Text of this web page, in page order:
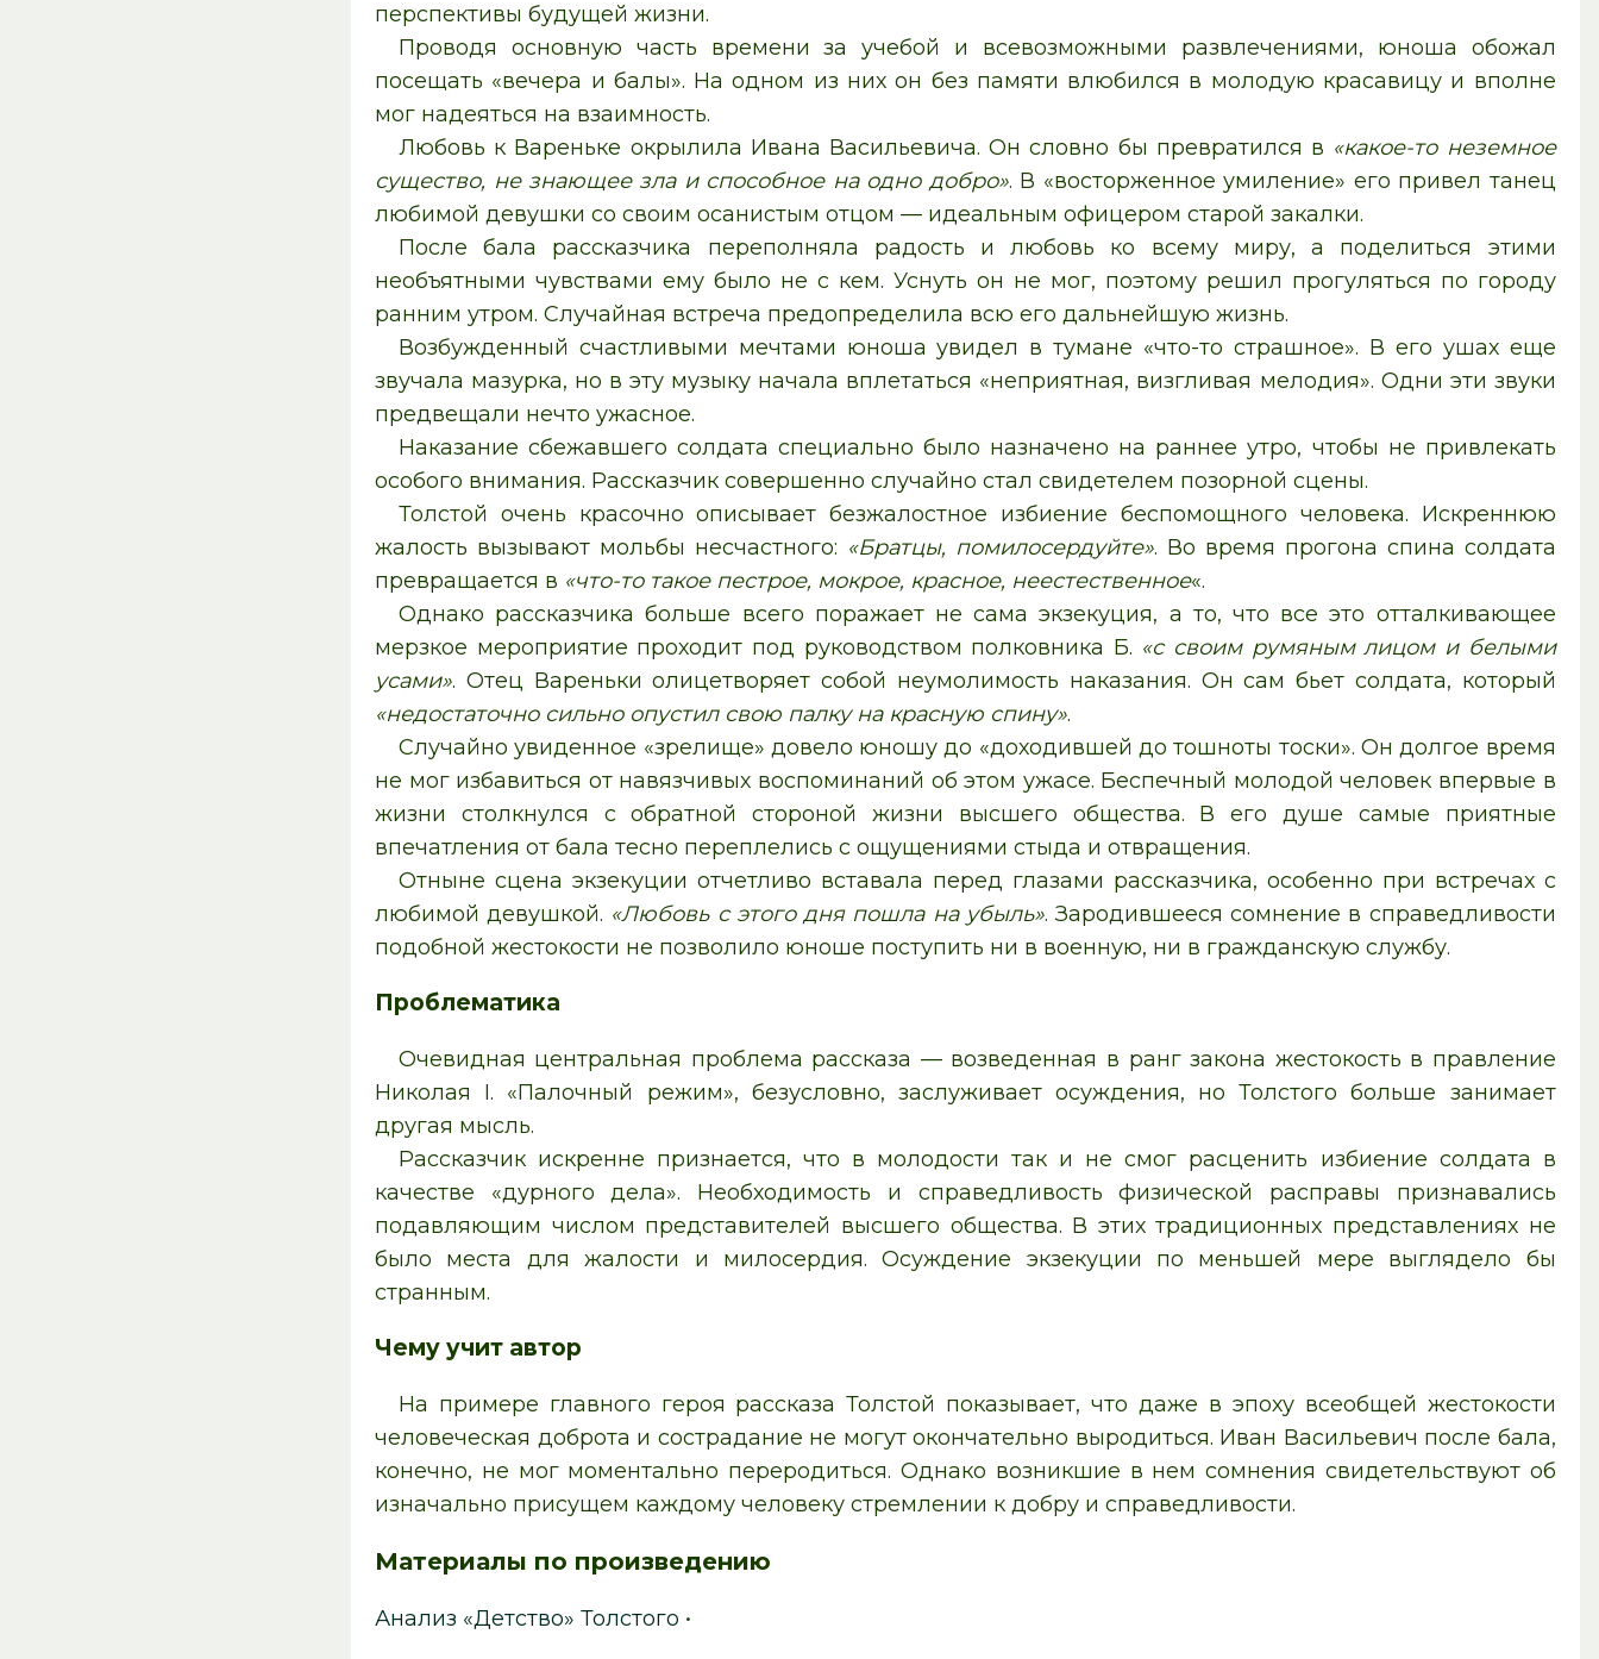
перспективы будущей жизни.
Проводя основную часть времени за учебой и всевозможными развлечениями, юноша обожал
посещать «вечера и балы». На одном из них он без памяти влюбился в молодую красавицу и вполне
мог надеяться на взаимность.
Любовь к Вареньке окрылила Ивана Васильевича. Он словно бы превратился в «какое-то неземное
существо, не знающее зла и способное на одно добро». В «восторженное умиление» его привел танец
любимой девушки со своим осанистым отцом — идеальным офицером старой закалки.
После бала рассказчика переполняла радость и любовь ко всему миру, а поделиться этими
необъятными чувствами ему было не с кем. Уснуть он не мог, поэтому решил прогуляться по городу
ранним утром. Случайная встреча предопределила всю его дальнейшую жизнь.
Возбужденный счастливыми мечтами юноша увидел в тумане «что-то страшное». В его ушах еще
звучала мазурка, но в эту музыку начала вплетаться «неприятная, визгливая мелодия». Одни эти звуки
предвещали нечто ужасное.
Наказание сбежавшего солдата специально было назначено на раннее утро, чтобы не привлекать
особого внимания. Рассказчик совершенно случайно стал свидетелем позорной сцены.
Толстой очень красочно описывает безжалостное избиение беспомощного человека. Искреннюю
жалость вызывают мольбы несчастного: «Братцы, помилосердуйте». Во время прогона спина солдата
превращается в «что-то такое пестрое, мокрое, красное, неестественное«.
Однако рассказчика больше всего поражает не сама экзекуция, а то, что все это отталкивающее
мерзкое мероприятие проходит под руководством полковника Б. «с своим румяным лицом и белыми
усами». Отец Вареньки олицетворяет собой неумолимость наказания. Он сам бьет солдата, который
«недостаточно сильно опустил свою палку на красную спину».
Случайно увиденное «зрелище» довело юношу до «доходившей до тошноты тоски». Он долгое время
не мог избавиться от навязчивых воспоминаний об этом ужасе. Беспечный молодой человек впервые в
жизни столкнулся с обратной стороной жизни высшего общества. В его душе самые приятные
впечатления от бала тесно переплелись с ощущениями стыда и отвращения.
Отныне сцена экзекуции отчетливо вставала перед глазами рассказчика, особенно при встречах с
любимой девушкой. «Любовь с этого дня пошла на убыль». Зародившееся сомнение в справедливости
подобной жестокости не позволило юноше поступить ни в военную, ни в гражданскую службу.
Проблематика
Очевидная центральная проблема рассказа — возведенная в ранг закона жестокость в правление
Николая I. «Палочный режим», безусловно, заслуживает осуждения, но Толстого больше занимает
другая мысль.
Рассказчик искренне признается, что в молодости так и не смог расценить избиение солдата в
качестве «дурного дела». Необходимость и справедливость физической расправы признавались
подавляющим числом представителей высшего общества. В этих традиционных представлениях не
было места для жалости и милосердия. Осуждение экзекуции по меньшей мере выглядело бы
странным.
Чему учит автор
На примере главного героя рассказа Толстой показывает, что даже в эпоху всеобщей жестокости
человеческая доброта и сострадание не могут окончательно выродиться. Иван Васильевич после бала,
конечно, не мог моментально переродиться. Однако возникшие в нем сомнения свидетельствуют об
изначально присущем каждому человеку стремлении к добру и справедливости.
Материалы по произведению
Анализ «Детство» Толстого •